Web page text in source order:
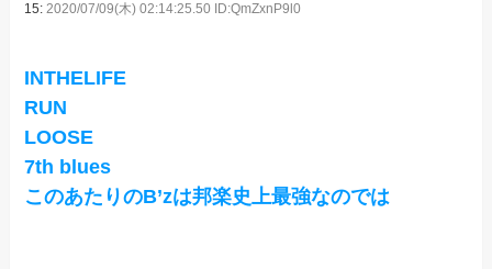
15:2020/07/09(木) 02:14:25.50 ID:QmZxnP9l0
INTHELIFE
RUN
LOOSE
7th blues
このあたりのB’zは邦楽史上最強なのでは